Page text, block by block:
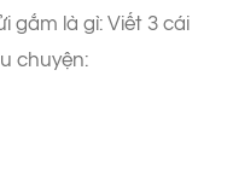
gắm là gì: Viết 3 cái
chuyện: